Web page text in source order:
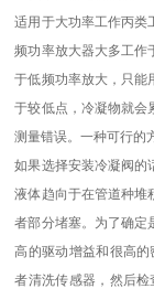
适用于大功率工作丙类
频功率放大器大多工作
于低频功率放大，只能
于较低点，冷凝物就会
测量错误。一种可行的
如果选择安装冷凝阀的
液体趋向于在管道种堆
者部分堵塞。为了确定
高的驱动增益和很高
者清洗传感器，然后